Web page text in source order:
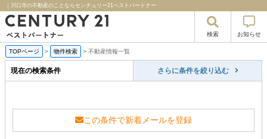
｜川口市の不動産のことならセンチュリー21ベストパートナー
検索 お知らせ
TOPページ > 物件検索 > 不動産情報一覧
現在の検索条件 さらに条件を絞り込む
この条件で新着メールを登録